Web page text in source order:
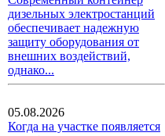
дизельных электростанций
обеспечивает надежную
защиту оборудования от
внешних воздействий,
однако...
05.08.2026
Когда на участке появляется